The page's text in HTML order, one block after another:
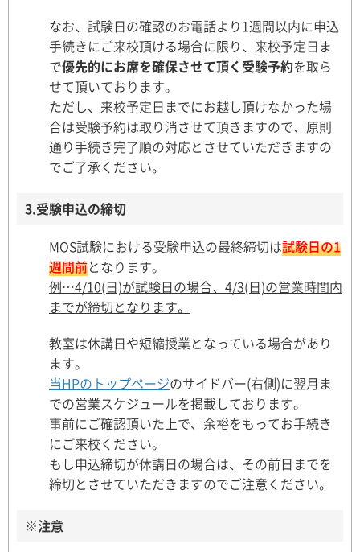
なお、試験日の確認のお電話より1週間以内に申込
手続きにご来校頂ける場合に限り、来校予定日ま
で優先的にお席を確保させて頂く受験予約を取ら
せて頂いております。
ただし、来校予定日までにお越し頂けなかった場
合は受験予約は取り消させて頂きますので、原則
通り手続き完了順の対応とさせていただきますの
でご了承ください。
3.受験申込の締切
MOS試験における受験申込の最終締切は試験日の1
週間前となります。
例…4/10(日)が試験日の場合、4/3(日)の営業時間内
までが締切となります。
教室は休講日や短縮授業となっている場合があり
ます。
当HPのトップページのサイドバー(右側)に翌月ま
での営業スケジュールを掲載しております。
事前にご確認頂いた上で、余裕をもってお手続き
にご来校ください。
もし申込締切が休講日の場合は、その前日までを
締切とさせていただきますのでご注意ください。
※注意